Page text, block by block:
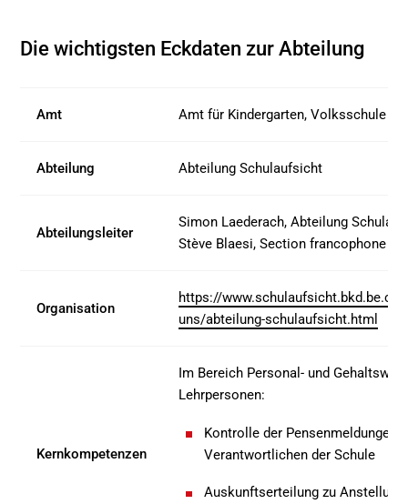
Die wichtigsten Eckdaten zur Abteilung
Amt Amt für Kindergarten, Volksschule
Abteilung Abteilung Schulaufsicht
Abteilungsleiter
Simon Laederach, Abteilung
Stève Blaesi, Section francophone
Organisation
https://
uns/abteilung-schulaufsicht.html
Kernkompetenzen
Im Bereich Personal- und
Lehrpersonen:
Kontrolle der Pensenmeldungen,
Verantwortlichen der Schule
Auskunftserteilung zu